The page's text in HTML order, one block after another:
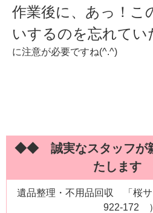
作業後に、あっ！こ
いするのを忘れてい
に注意が必要ですね(^.^)
◆◆ 誠実なスタッフが
たしま
遺品整理・不用品回収 「
922-172